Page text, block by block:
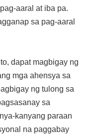
aaral at iba pa.
sa pag-aaral
dapat magbigay ng
mga ahensya sa
ng tulong sa
sa
kanyang paraan
na paggabay